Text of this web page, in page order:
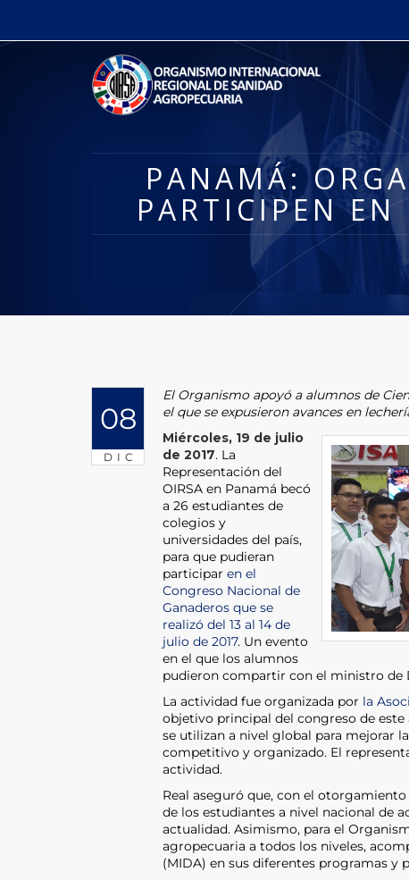
PANAMÁ:
PARTICIPEN
08
DIC
El Organismo apoyó a alumnos de
el que se expusieron avances en
Miércoles, 19 de julio
de 2017. La
Representación del
OIRSA en Panamá becó
a 26 estudiantes de
colegios y
universidades del país,
para que pudieran
participar en el
Congreso Nacional de
Ganaderos que se
realizó del 13 al 14 de
julio de 2017. Un evento
en el que los alumnos
pudieron compartir con el ministro de
La actividad fue organizada por la
objetivo principal del congreso de
se utilizan a nivel global para mejorar
competitivo y organizado. El
actividad.
Real aseguró que, con el
de los estudiantes a nivel nacional de
actualidad. Asimismo, para el
agropecuaria a todos los niveles,
(MIDA) en sus diferentes programas y